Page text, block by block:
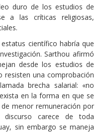
duro de los estudios de
a las críticas religiosas,
científico habría que
Sarthou afirmó
desde los estudios de
una comprobación
brecha salarial: «no
en la forma en que se
menor remuneración por
carece de toda
sin embargo se maneja